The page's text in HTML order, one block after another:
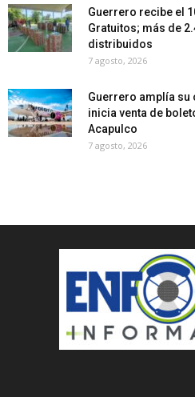
Guerrero recibe el
Gratuitos; más de
distribuidos
7 agosto, 2026
Guerrero amplía
inicia venta de
Acapulco
7 agosto, 2026